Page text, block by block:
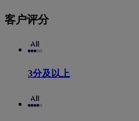
客户评分
3分及以上